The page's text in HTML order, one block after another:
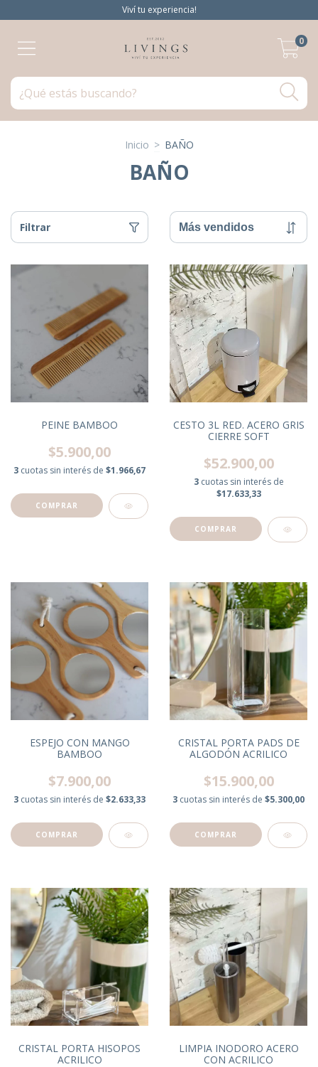
Viví tu experiencia!
0
Inicio > BAÑO
BAÑO
Filtrar
PEINE BAMBOO
$5.900,00
3 cuotas sin interés de $1.966,67
CESTO 3L RED. ACERO GRIS
CIERRE SOFT
$52.900,00
3 cuotas sin interés de
$17.633,33
ESPEJO CON MANGO
BAMBOO
$7.900,00
3 cuotas sin interés de $2.633,33
CRISTAL PORTA PADS DE
ALGODÓN ACRILICO
$15.900,00
3 cuotas sin interés de $5.300,00
CRISTAL PORTA HISOPOS
ACRILICO
LIMPIA INODORO ACERO
CON ACRILICO